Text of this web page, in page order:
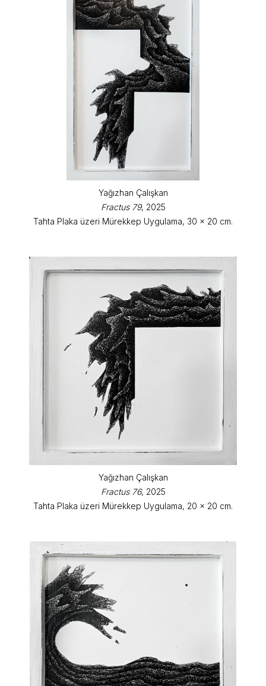
Yağızhan Çalışkan
Fractus 79, 2025
Tahta Plaka üzeri Mürekkep Uygulama, 30 x 20 cm.
Yağızhan Çalışkan
Fractus 76, 2025
Tahta Plaka üzeri Mürekkep Uygulama, 20 x 20 cm.